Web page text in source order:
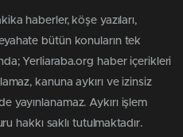
haberler, köşe yazıları,
bütün konuların tek
Yerliaraba.org haber içerikleri
kanuna aykırı ve izinsiz
yayınlanamaz. Aykırı işlem
hakkı saklı tutulmaktadır.